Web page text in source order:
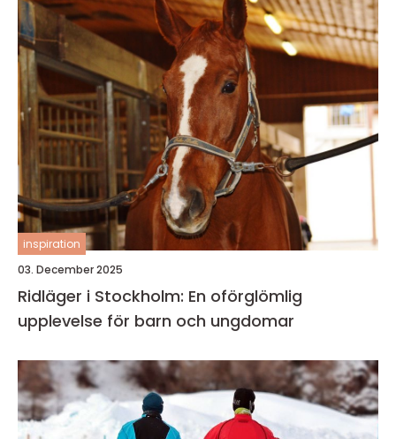
inspiration
03. December 2025
Ridläger i Stockholm: En oförglömlig
upplevelse för barn och ungdomar